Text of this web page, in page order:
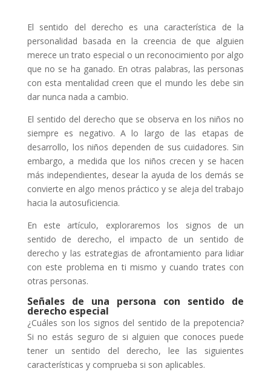
El sentido del derecho es una característica de la
personalidad basada en la creencia de que alguien
merece un trato especial o un reconocimiento por algo
que no se ha ganado. En otras palabras, las personas
con esta mentalidad creen que el mundo les debe sin
dar nunca nada a cambio.
El sentido del derecho que se observa en los niños no
siempre es negativo. A lo largo de las etapas de
desarrollo, los niños dependen de sus cuidadores. Sin
embargo, a medida que los niños crecen y se hacen
más independientes, desear la ayuda de los demás se
convierte en algo menos práctico y se aleja del trabajo
hacia la autosuficiencia.
En este artículo, exploraremos los signos de un
sentido de derecho, el impacto de un sentido de
derecho y las estrategias de afrontamiento para lidiar
con este problema en ti mismo y cuando trates con
otras personas.
Señales de una persona con sentido de
derecho especial
¿Cuáles son los signos del sentido de la prepotencia?
Si no estás seguro de si alguien que conoces puede
tener un sentido del derecho, lee las siguientes
características y comprueba si son aplicables.